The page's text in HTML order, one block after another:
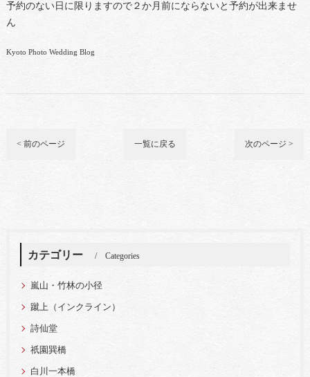
予約のない日に限りますので２か月前にならないと予約が出来ませ
ん
Kyoto Photo Wedding Blog
< 前のページ 一覧に戻る 次のページ >
カテゴリー Categories
嵐山・竹林の小径
蹴上（インクライン）
詩仙堂
祇園巽橋
白川一本橋